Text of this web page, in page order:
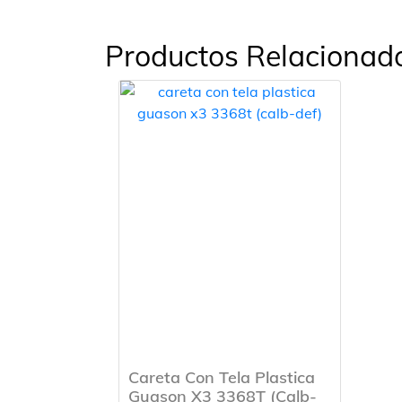
Productos
Careta Con Tela Plastica
Guason X3 3368T (Calb-